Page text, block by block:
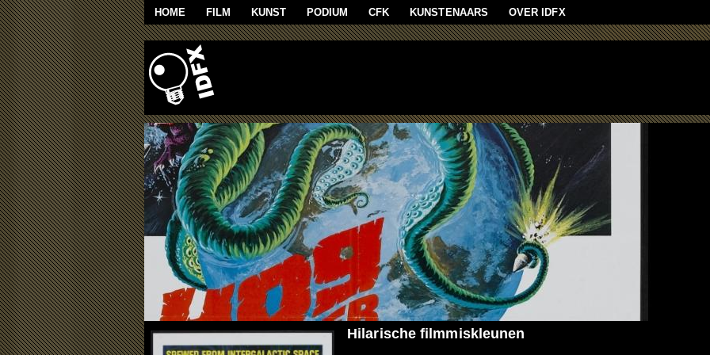
Overslaan en naar de algemene inhoud gaan
HOME FILM KUNST PODIUM CFK KUNSTENAARS OVER IDFX
Hilarische filmmiskleunen